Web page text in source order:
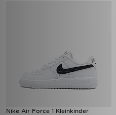
Nike Air Force 1 Kleinkinder